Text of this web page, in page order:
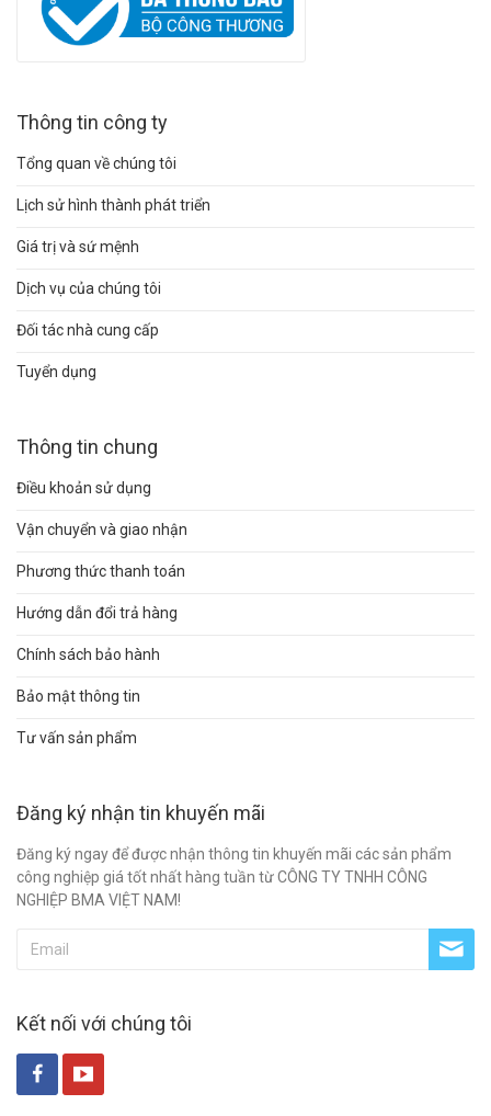
Thông tin công ty
Tổng quan về chúng tôi
Lịch sử hình thành phát triển
Giá trị và sứ mệnh
Dịch vụ của chúng tôi
Đối tác nhà cung cấp
Tuyển dụng
Thông tin chung
Điều khoản sử dụng
Vận chuyển và giao nhận
Phương thức thanh toán
Hướng dẫn đổi trả hàng
Chính sách bảo hành
Bảo mật thông tin
Tư vấn sản phẩm
Đăng ký nhận tin khuyến mãi
Đăng ký ngay để được nhận thông tin khuyến mãi các sản phẩm
công nghiệp giá tốt nhất hàng tuần từ CÔNG TY TNHH CÔNG
NGHIỆP BMA VIỆT NAM!
Kết nối với chúng tôi